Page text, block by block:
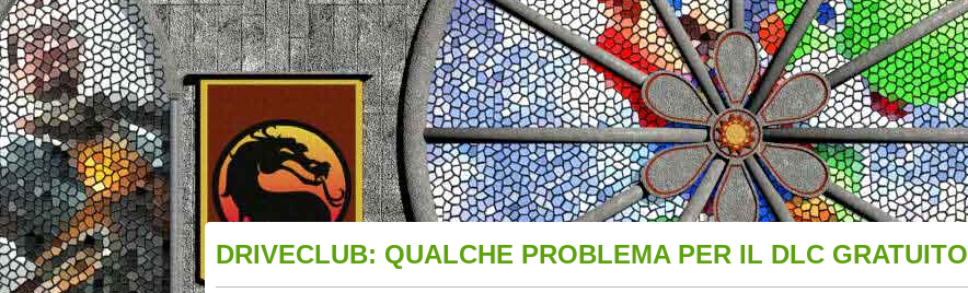
DRIVECLUB: QUALCHE PROBLEMA PER IL DLC GRATUITO